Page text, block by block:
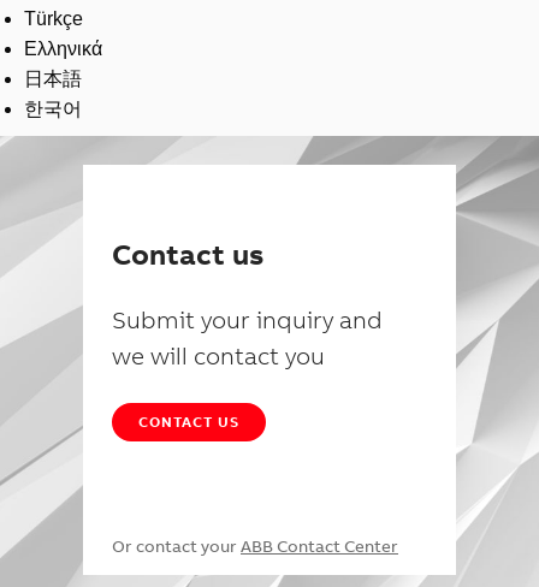
Türkçe
Ελληνικά
日本語
한국어
Contact us
Submit your inquiry and
we will contact you
CONTACT US
Or contact your ABB Contact Center